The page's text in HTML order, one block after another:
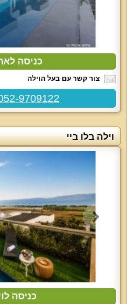
כניסה
צור קשר עם בעל הוילה
052-9709122 - מרכז
וילה בלו ביי
כניסה